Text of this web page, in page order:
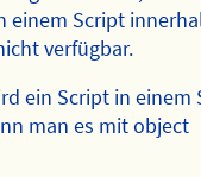
einem Script
verfügbar.
ein Script in einem
man es mit object